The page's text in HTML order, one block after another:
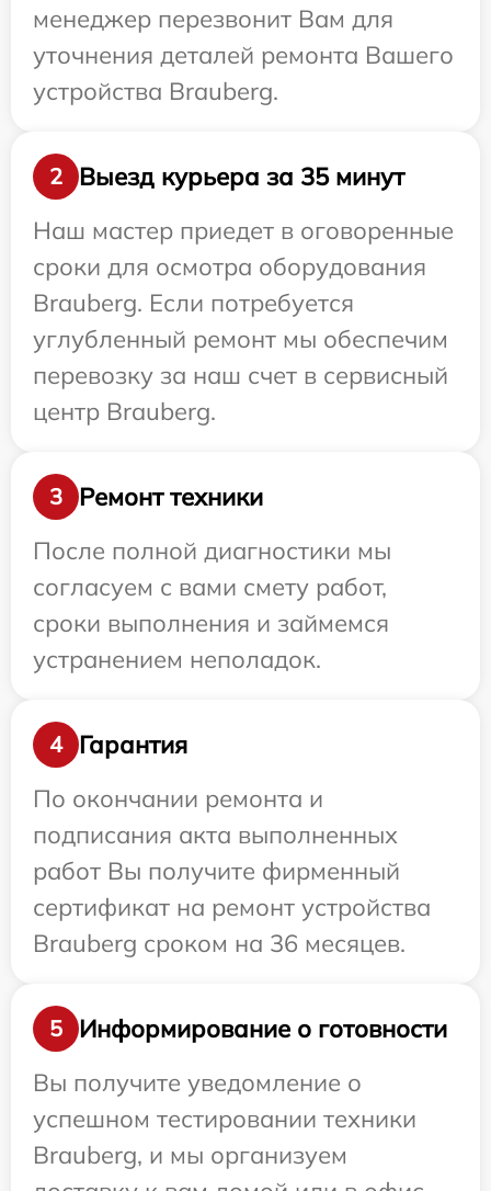
менеджер перезвонит Вам для
уточнения деталей ремонта Вашего
устройства Brauberg.
2
Выезд курьера за 35 минут
Наш мастер приедет в оговоренные
сроки для осмотра оборудования
Brauberg. Если потребуется
углубленный ремонт мы обеспечим
перевозку за наш счет в сервисный
центр Brauberg.
3
Ремонт техники
После полной диагностики мы
согласуем с вами смету работ,
сроки выполнения и займемся
устранением неполадок.
4
Гарантия
По окончании ремонта и
подписания акта выполненных
работ Вы получите фирменный
сертификат на ремонт устройства
Brauberg сроком на 36 месяцев.
5
Информирование о готовности
Вы получите уведомление о
успешном тестировании техники
Brauberg, и мы организуем